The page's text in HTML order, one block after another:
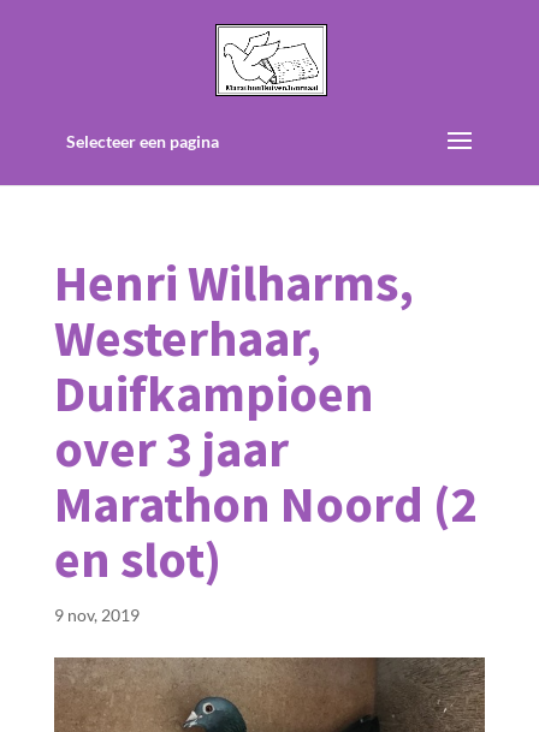
Selecteer een pagina
Henri Wilharms,
Westerhaar,
Duifkampioen
over 3 jaar
Marathon Noord (2
en slot)
9 nov, 2019